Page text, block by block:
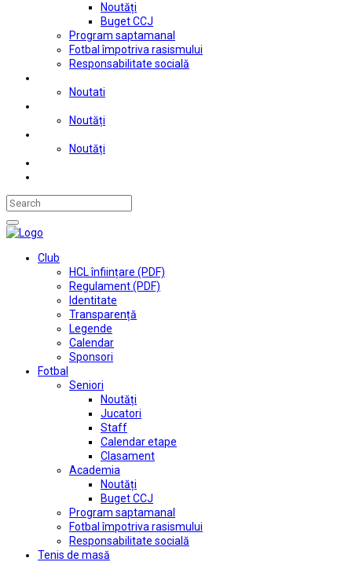
Noutăți
Buget CCJ
Program saptamanal
Fotbal împotriva rasismului
Responsabilitate socială
Noutati
Noutăți
Noutăți
Club
HCL înființare (PDF)
Regulament (PDF)
Identitate
Transparență
Legende
Calendar
Sponsori
Fotbal
Seniori
Noutăți
Jucatori
Staff
Calendar etape
Clasament
Academia
Noutăți
Buget CCJ
Program saptamanal
Fotbal împotriva rasismului
Responsabilitate socială
Tenis de masă